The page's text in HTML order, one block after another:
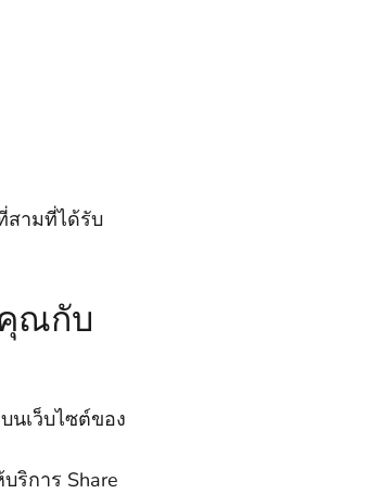
สามที่ได้รับ
ณกับ
เว็บไซต์ของ
ริการ Share